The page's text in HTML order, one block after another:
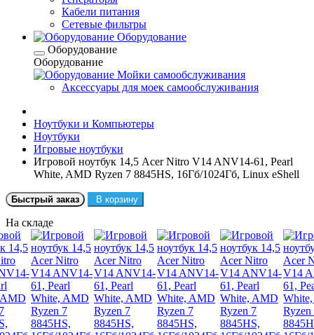
Кабели питания
Сетевые фильтры
Оборудование
Оборудование
Оборудование
Мойки самообслуживания
Аксессуары для моек самообслуживания
Ноутбуки и Компьютеры
Ноутбуки
Игровые ноутбуки
Игровой ноутбук 14,5 Acer Nitro V14 ANV14-61, Pearl
White, AMD Ryzen 7 8845HS, 16Гб/1024Гб, Linux eShell
Быстрый заказ В корзину
На складе